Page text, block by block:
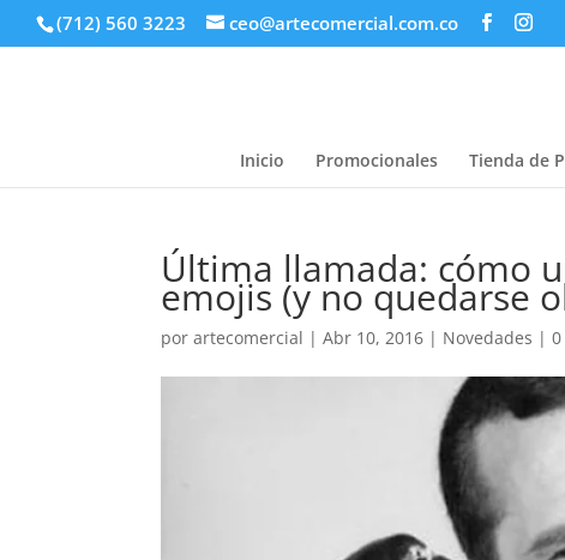
(712) 560 3223 ceo@artecomercial.com.co
Inicio Promocionales Tienda de
Última llamada: cómo
emojis (y no quedarse
porartecomercial |Abr 10, 2016 | Novedades |